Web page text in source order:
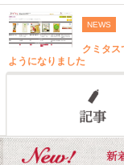
NEWS
クミタス
ようになりました